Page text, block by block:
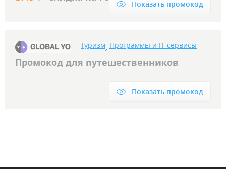
Показать промокод
Туризм, Программы и IT-сервисы
Промокод для путешественников
Показать промокод